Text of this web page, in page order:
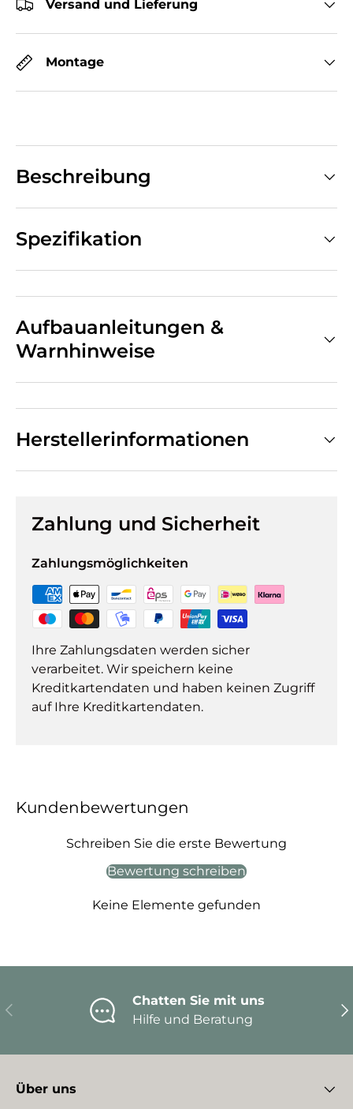
Versand und Lieferung
Montage
Beschreibung
Spezifikation
Aufbauanleitungen &
Warnhinweise
Herstellerinformationen
Zahlung und Sicherheit
Zahlungsmöglichkeiten
Ihre Zahlungsdaten werden sicher
verarbeitet. Wir speichern keine
Kreditkartendaten und haben keinen Zugriff
auf Ihre Kreditkartendaten.
Kundenbewertungen
Schreiben Sie die erste Bewertung
Bewertung schreiben
Keine Elemente gefunden
Vorherige
Chatten Sie mit uns
Hilfe und Beratung
Über uns